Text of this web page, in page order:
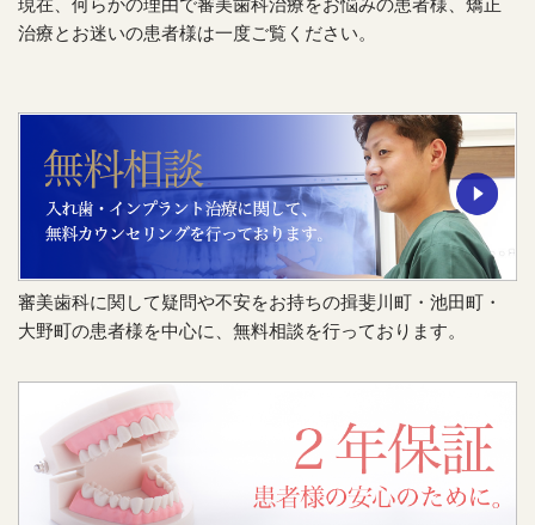
現在、何らかの理由で審美歯科治療をお悩みの患者様、矯正
治療とお迷いの患者様は一度ご覧ください。
審美歯科に関して疑問や不安をお持ちの揖斐川町・池田町・
大野町の患者様を中心に、無料相談を行っております。